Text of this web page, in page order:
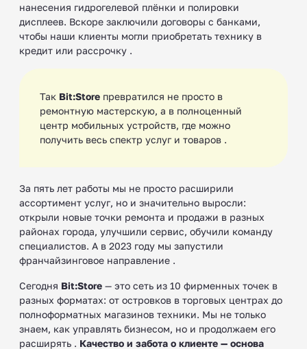
нанесения гидрогелевой плёнки и полировки
дисплеев. Вскоре заключили договоры с банками,
чтобы наши клиенты могли приобретать технику в
кредит или рассрочку .
Так Bit:Store превратился не просто в
ремонтную мастерскую, а в полноценный
центр мобильных устройств, где можно
получить весь спектр услуг и товаров .
За пять лет работы мы не просто расширили
ассортимент услуг, но и значительно выросли:
открыли новые точки ремонта и продажи в разных
районах города, улучшили сервис, обучили команду
специалистов. А в 2023 году мы запустили
франчайзинговое направление .
Сегодня Bit:Store — это сеть из 10 фирменных точек в
разных форматах: от островков в торговых центрах до
полноформатных магазинов техники. Мы не только
знаем, как управлять бизнесом, но и продолжаем его
расширять . Качество и забота о клиенте — основа